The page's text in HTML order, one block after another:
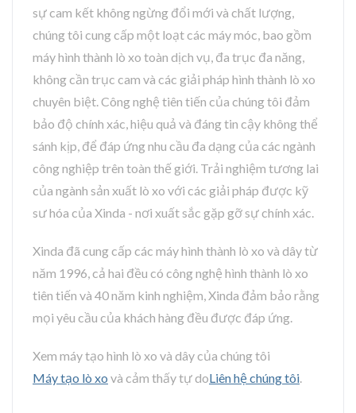
sự cam kết không ngừng đổi mới và chất lượng,
chúng tôi cung cấp một loạt các máy móc, bao gồm
máy hình thành lò xo toàn dịch vụ, đa trục đa năng,
không cần trục cam và các giải pháp hình thành lò xo
chuyên biệt. Công nghệ tiên tiến của chúng tôi đảm
bảo độ chính xác, hiệu quả và đáng tin cậy không thể
sánh kịp, để đáp ứng nhu cầu đa dạng của các ngành
công nghiệp trên toàn thế giới. Trải nghiệm tương lai
của ngành sản xuất lò xo với các giải pháp được kỹ
sư hóa của Xinda - nơi xuất sắc gặp gỡ sự chính xác.
Xinda đã cung cấp các máy hình thành lò xo và dây từ
năm 1996, cả hai đều có công nghệ hình thành lò xo
tiên tiến và 40 năm kinh nghiệm, Xinda đảm bảo rằng
mọi yêu cầu của khách hàng đều được đáp ứng.
Xem máy tạo hình lò xo và dây của chúng tôi
Máy tạo lò xo và cảm thấy tự doLiên hệ chúng tôi